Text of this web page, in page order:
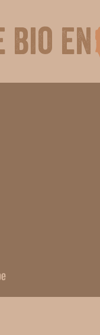
bio en